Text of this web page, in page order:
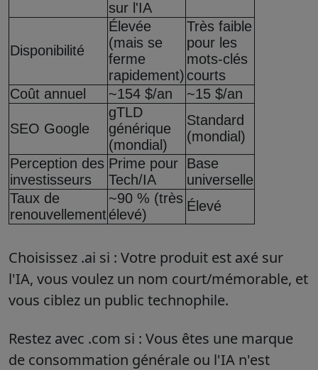
sur l'IA
Disponibilité
Élevée
(mais se
ferme
rapidement)
Très faible
pour les
mots-clés
courts
Coût annuel
~154 $/an ~15 $/an
SEO Google
gTLD
générique
(mondial)
Standard
(mondial)
Perception des
investisseurs
Prime pour
Tech/IA
Base
universelle
Taux de
renouvellement
~90 % (très
élevé)
Élevé
Choisissez .ai si : Votre produit est axé sur
l'IA, vous voulez un nom court/mémorable, et
vous ciblez un public technophile.
Restez avec .com si : Vous êtes une marque
de consommation générale ou l'IA n'est